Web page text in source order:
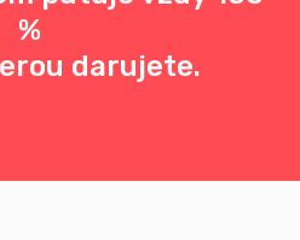
%
darujete.